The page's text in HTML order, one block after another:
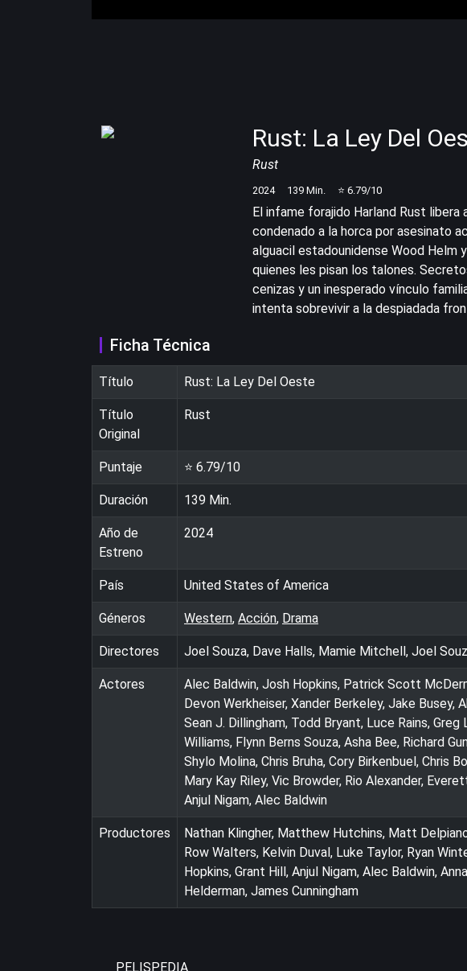
Rust: La Ley Del
Rust
2024 139 Min. ⭐ 6.79/10
El infame forajido Harland Rust
condenado a la horca por asesinato
alguacil estadounidense Wood Helm
quienes les pisan los talones.
cenizas y un inesperado vínculo
intenta sobrevivir a la despiadada
Ficha Técnica
Título Rust: La Ley Del Oeste
Título
Original
Rust
Puntaje ⭐ 6.79/10
Duración 139 Min.
Año de
Estreno
2024
País United States of America
Géneros Western, Acción, Drama
Directores Joel Souza, Dave Halls, Mamie Mitchell, Joel
Actores
Alec Baldwin, Josh Hopkins, Patrick Scott
Devon Werkheiser, Xander Berkeley, Jake Busey,
Sean J. Dillingham, Todd Bryant, Luce Rains,
Williams, Flynn Berns Souza, Asha Bee, Richard
Shylo Molina, Chris Bruha, Cory Birkenbuel, Chris
Mary Kay Riley, Vic Browder, Rio Alexander,
Anjul Nigam, Alec Baldwin
Productores
Nathan Klingher, Matthew Hutchins, Matt
Row Walters, Kelvin Duval, Luke Taylor, Ryan
Hopkins, Grant Hill, Anjul Nigam, Alec Baldwin,
Helderman, James Cunningham
PELISPEDIA